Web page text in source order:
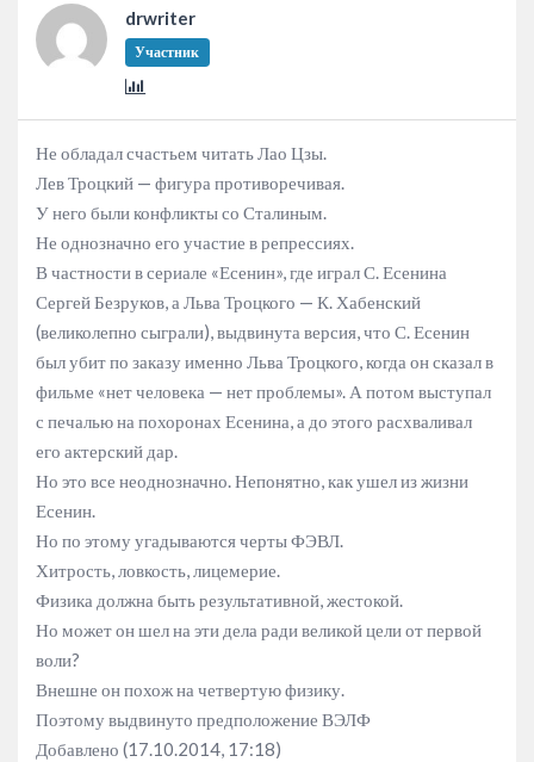
drwriter
Участник
Не обладал счастьем читать Лао Цзы.
Лев Троцкий — фигура противоречивая.
У него были конфликты со Сталиным.
Не однозначно его участие в репрессиях.
В частности в сериале «Есенин», где играл С. Есенина
Сергей Безруков, а Льва Троцкого — К. Хабенский
(великолепно сыграли), выдвинута версия, что С. Есенин
был убит по заказу именно Льва Троцкого, когда он сказал в
фильме «нет человека — нет проблемы». А потом выступал
с печалью на похоронах Есенина, а до этого расхваливал
его актерский дар.
Но это все неоднозначно. Непонятно, как ушел из жизни
Есенин.
Но по этому угадываются черты ФЭВЛ.
Хитрость, ловкость, лицемерие.
Физика должна быть результативной, жестокой.
Но может он шел на эти дела ради великой цели от первой
воли?
Внешне он похож на четвертую физику.
Поэтому выдвинуто предположение ВЭЛФ
Добавлено (17.10.2014, 17:18)